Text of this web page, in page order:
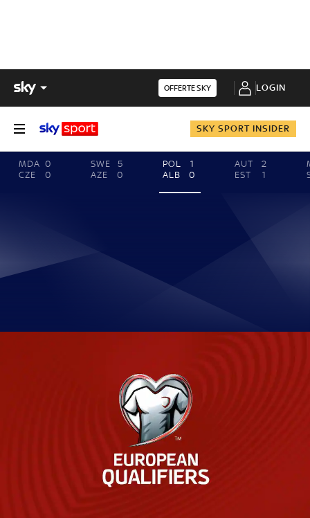
OFFERTE SKY LOGIN
SKY SPORT INSIDER
MDA 0
CZE
0
SWE
5
AZE
0
POL
1
ALB
0
AUT
2
EST
1